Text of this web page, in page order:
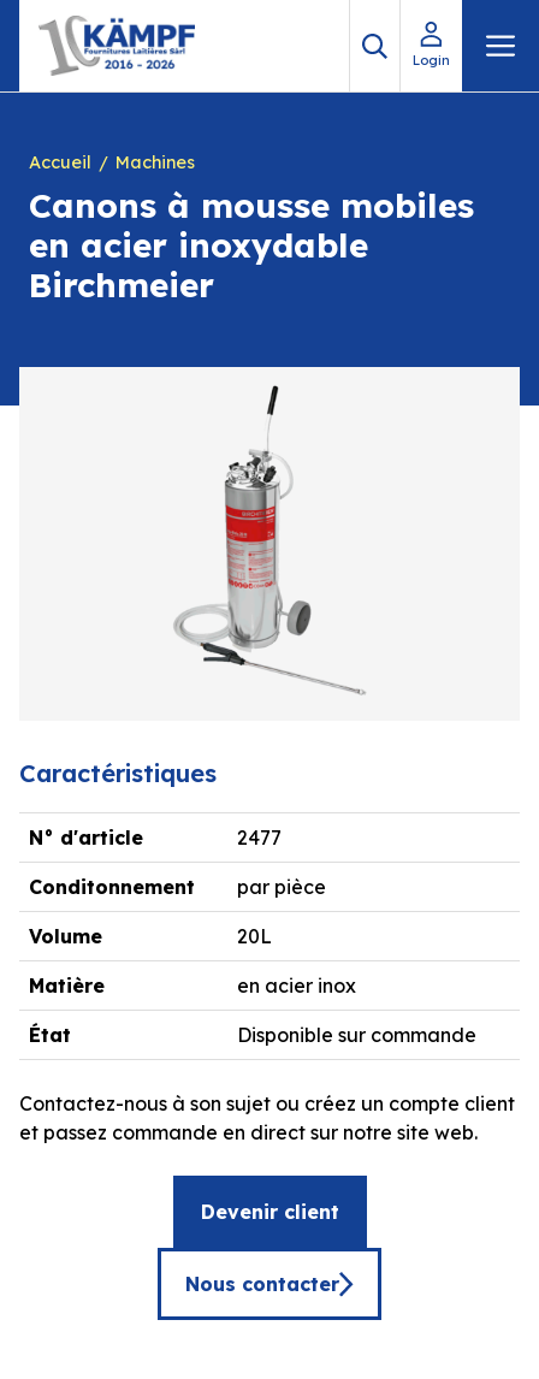
contenu
Login
Accueil Machines
Canons à mousse mobiles
en acier inoxydable
Birchmeier
Caractéristiques
N° d'article 2477
Conditonnement par pièce
Volume 20L
Matière en acier inox
État Disponible sur commande
Contactez-nous à son sujet ou créez un compte client
et passez commande en direct sur notre site web.
Devenir client
Nous contacter